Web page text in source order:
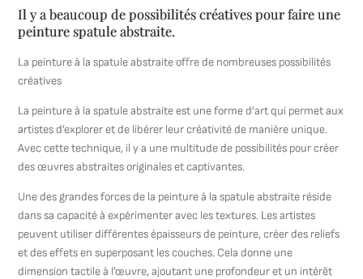
Il y a beaucoup de possibilités créatives pour faire une
peinture spatule abstraite.
La peinture à la spatule abstraite offre de nombreuses possibilités
créatives
La peinture à la spatule abstraite est une forme d’art qui permet aux
artistes d’explorer et de libérer leur créativité de manière unique.
Avec cette technique, il y a une multitude de possibilités pour créer
des œuvres abstraites originales et captivantes.
Une des grandes forces de la peinture à la spatule abstraite réside
dans sa capacité à expérimenter avec les textures. Les artistes
peuvent utiliser différentes épaisseurs de peinture, créer des reliefs
et des effets en superposant les couches. Cela donne une
dimension tactile à l’œuvre, ajoutant une profondeur et un intérêt